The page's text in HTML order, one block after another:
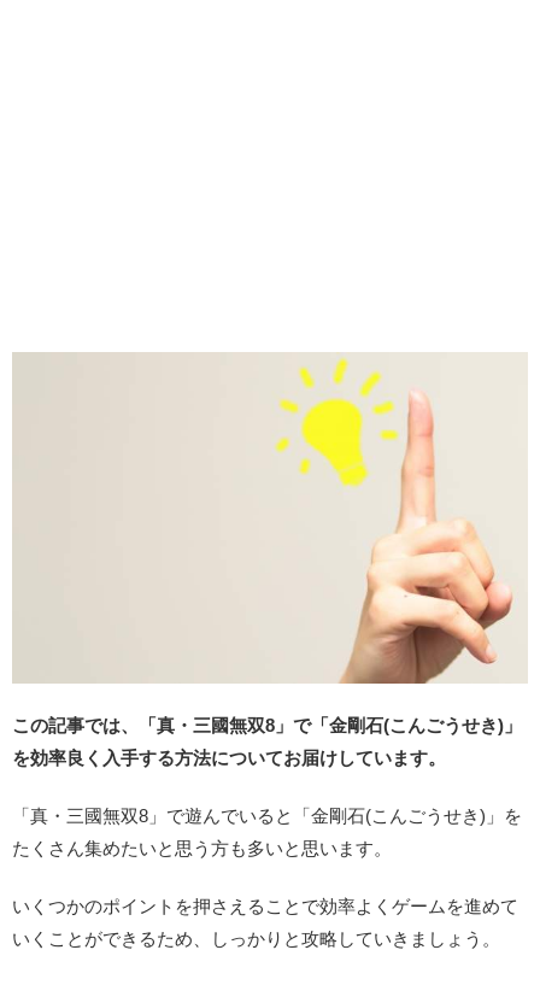
この記事では、「真・三國無双8」で「金剛石(こんごうせき)」
を効率良く入手する方法についてお届けしています。
「真・三國無双8」で遊んでいると「金剛石(こんごうせき)」を
たくさん集めたいと思う方も多いと思います。
いくつかのポイントを押さえることで効率よくゲームを進めて
いくことができるため、しっかりと攻略していきましょう。